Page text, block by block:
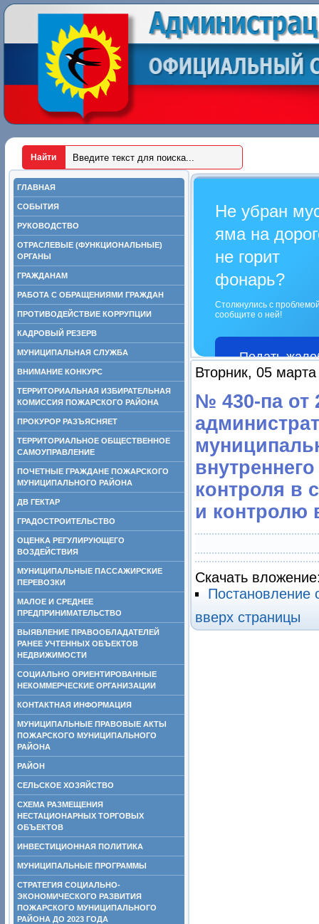
ГЛАВНАЯ
СОБЫТИЯ
РУКОВОДСТВО
ОТРАСЛЕВЫЕ (ФУНКЦИОНАЛЬНЫЕ)
ОРГАНЫ
ГРАЖДАНАМ
РАБОТА С ОБРАЩЕНИЯМИ ГРАЖДАН
ПРОТИВОДЕЙСТВИЕ КОРРУПЦИИ
КАДРОВЫЙ РЕЗЕРВ
МУНИЦИПАЛЬНАЯ СЛУЖБА
ВНИМАНИЕ КОНКУРС
ТЕРРИТОРИАЛЬНАЯ ИЗБИРАТЕЛЬНАЯ
КОМИССИЯ ПОЖАРСКОГО РАЙОНА
ПРОКУРОР РАЗЪЯСНЯЕТ
ТЕРРИТОРИАЛЬНОЕ ОБЩЕСТВЕННОЕ
САМОУПРАВЛЕНИЕ
ПОЧЕТНЫЕ ГРАЖДАНЕ ПОЖАРСКОГО
МУНИЦИПАЛЬНОГО РАЙОНА
ДВ ГЕКТАР
ГРАДОСТРОИТЕЛЬСТВО
ОЦЕНКА РЕГУЛИРУЮЩЕГО
ВОЗДЕЙСТВИЯ
МУНИЦИПАЛЬНЫЕ ПАССАЖИРСКИЕ
ПЕРЕВОЗКИ
МАЛОЕ И СРЕДНЕЕ
ПРЕДПРИНИМАТЕЛЬСТВО
ВЫЯВЛЕНИЕ ПРАВООБЛАДАТЕЛЕЙ
РАНЕЕ УЧТЕННЫХ ОБЪЕКТОВ
НЕДВИЖИМОСТИ
СОЦИАЛЬНО ОРИЕНТИРОВАННЫЕ
НЕКОММЕРЧЕСКИЕ ОРГАНИЗАЦИИ
КОНТАКТНАЯ ИНФОРМАЦИЯ
МУНИЦИПАЛЬНЫЕ ПРАВОВЫЕ АКТЫ
ПОЖАРСКОГО МУНИЦИПАЛЬНОГО
РАЙОНА
РАЙОН
СЕЛЬСКОЕ ХОЗЯЙСТВО
СХЕМА РАЗМЕЩЕНИЯ
НЕСТАЦИОНАРНЫХ ТОРГОВЫХ
ОБЪЕКТОВ
ИНВЕСТИЦИОННАЯ ПОЛИТИКА
МУНИЦИПАЛЬНЫЕ ПРОГРАММЫ
СТРАТЕГИЯ СОЦИАЛЬНО-
ЭКОНОМИЧЕСКОГО РАЗВИТИЯ
ПОЖАРСКОГО МУНИЦИПАЛЬНОГО
РАЙОНА ДО 2023 ГОДА
Не убран
яма на
не горит
фонарь?
Столкнулись с
сообщите о ней!
Подать
Вторник, 05
№ 430-па от
контроля в
и контролю
Скачать
Постановление
вверх страницы